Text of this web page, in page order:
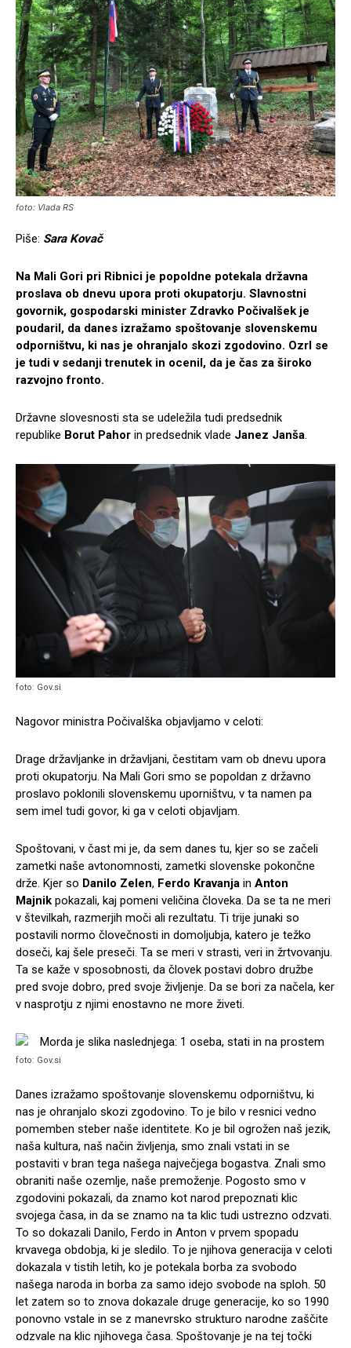
foto: Vlada RS
Piše: Sara Kovač
Na Mali Gori pri Ribnici je popoldne potekala državna
proslava ob dnevu upora proti okupatorju. Slavnostni
govornik, gospodarski minister Zdravko Počivalšek je
poudaril, da danes izražamo spoštovanje slovenskemu
odporništvu, ki nas je ohranjalo skozi zgodovino. Ozrl se
je tudi v sedanji trenutek in ocenil, da je čas za široko
razvojno fronto.
Državne slovesnosti sta se udeležila tudi predsednik
republike Borut Pahor in predsednik vlade Janez Janša.
foto: Gov.si
Nagovor ministra Počivalška objavljamo v celoti:
Drage državljanke in državljani, čestitam vam ob dnevu upora
proti okupatorju. Na Mali Gori smo se popoldan z državno
proslavo poklonili slovenskemu uporništvu, v ta namen pa
sem imel tudi govor, ki ga v celoti objavljam.
Spoštovani, v čast mi je, da sem danes tu, kjer so se začeli
zametki naše avtonomnosti, zametki slovenske pokončne
drže. Kjer so Danilo Zelen, Ferdo Kravanja in Anton
Majnik pokazali, kaj pomeni veličina človeka. Da se ta ne meri
v številkah, razmerjih moči ali rezultatu. Ti trije junaki so
postavili normo človečnosti in domoljubja, katero je težko
doseči, kaj šele preseči. Ta se meri v strasti, veri in žrtvovanju.
Ta se kaže v sposobnosti, da človek postavi dobro družbe
pred svoje dobro, pred svoje življenje. Da se bori za načela, ker
v nasprotju z njimi enostavno ne more živeti.
foto: Gov.si
Danes izražamo spoštovanje slovenskemu odporništvu, ki
nas je ohranjalo skozi zgodovino. To je bilo v resnici vedno
pomemben steber naše identitete. Ko je bil ogrožen naš jezik,
naša kultura, naš način življenja, smo znali vstati in se
postaviti v bran tega našega največjega bogastva. Znali smo
obraniti naše ozemlje, naše premoženje. Pogosto smo v
zgodovini pokazali, da znamo kot narod prepoznati klic
svojega časa, in da se znamo na ta klic tudi ustrezno odzvati.
To so dokazali Danilo, Ferdo in Anton v prvem spopadu
krvavega obdobja, ki je sledilo. To je njihova generacija v celoti
dokazala v tistih letih, ko je potekala borba za svobodo
našega naroda in borba za samo idejo svobode na sploh. 50
let zatem so to znova dokazale druge generacije, ko so 1990
ponovno vstale in se z manevrsko strukturo narodne zaščite
odzvale na klic njihovega časa. Spoštovanje je na tej točki